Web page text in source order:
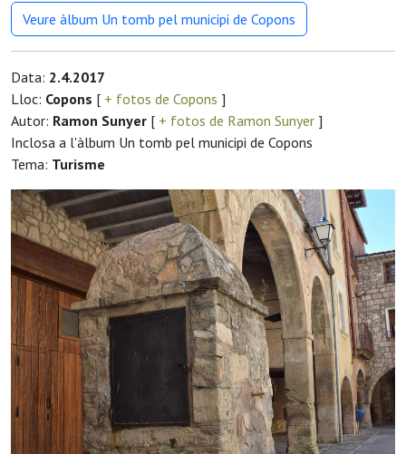
Veure àlbum Un tomb pel municipi de Copons
Data: 2.4.2017
Lloc: Copons [ + fotos de Copons ]
Autor: Ramon Sunyer [ + fotos de Ramon Sunyer ]
Inclosa a l'àlbum Un tomb pel municipi de Copons
Tema: Turisme